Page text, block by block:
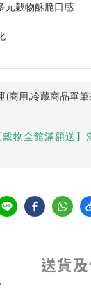
元穀物酥脆口感
(商用,冷藏商品單
物全館滿額送
送貨